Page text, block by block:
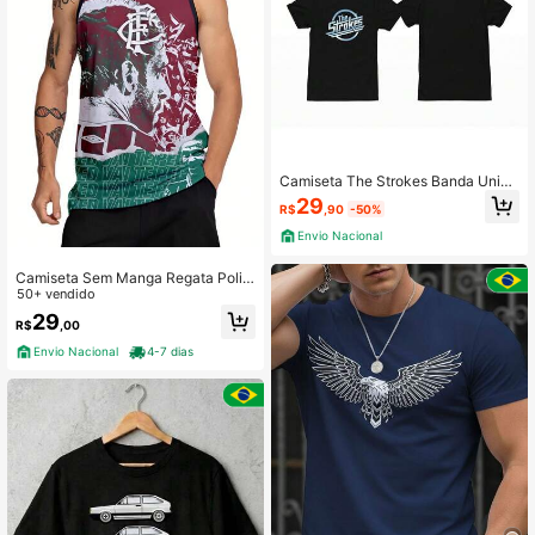
Camiseta Sem Manga Regata Polié
ster Fluminense
50+ vendido
R$29 ,00
Envio Nacional
4-7 dias
Camiseta The Strokes Banda Uniss
ex 100% Algodão Top Premium Stre
etwear Lançamento Varias Cores!!
Banda Rock
R$29 ,90 -50%
Envio Nacional